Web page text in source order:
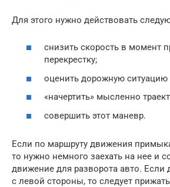
Для этого нужно действовать
снизить скорость в момент
перекрестку;
оценить дорожную ситуацию
«начертить» мысленно
совершить этот маневр.
Если по маршруту движения
то нужно немного заехать на нее и
движение для разворота авто. Если
с левой стороны, то следует